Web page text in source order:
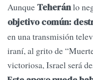
Aunque Teheránlo
objetivo común:
en una transmisión
iraní, al grito de
victoriosa, Israel será